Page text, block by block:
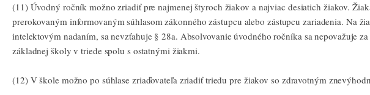
(11) Úvodný ročník možno zriadiť pre najmenej štyroch žiakov a najviac desiatich žiakov.
prerokovaným informovaným súhlasom zákonného zástupcu alebo zástupcu zariadenia.
intelektovým nadaním, sa nevzťahuje § 28a. Absolvovanie úvodného ročníka sa
základnej školy v triede spolu s ostatnými žiakmi.
(12) V škole možno po súhlase zriaďovateľa zriadiť triedu pre žiakov so zdravotným